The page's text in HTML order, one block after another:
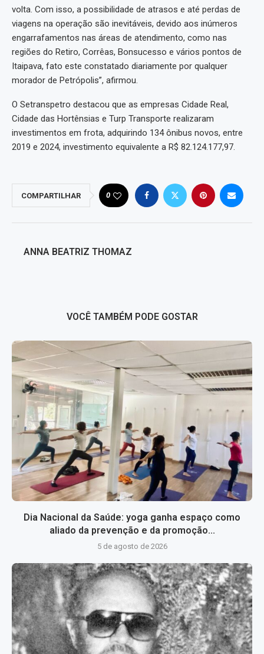
volta. Com isso, a possibilidade de atrasos e até perdas de
viagens na operação são inevitáveis, devido aos inúmeros
engarrafamentos nas áreas de atendimento, como nas
regiões do Retiro, Corrêas, Bonsucesso e vários pontos de
Itaipava, fato este constatado diariamente por qualquer
morador de Petrópolis”, afirmou.
O Setranspetro destacou que as empresas Cidade Real,
Cidade das Hortênsias e Turp Transporte realizaram
investimentos em frota, adquirindo 134 ônibus novos, entre
2019 e 2024, investimento equivalente a R$ 82.124.177,97.
COMPARTILHAR 0
ANNA BEATRIZ THOMAZ
VOCÊ TAMBÉM PODE GOSTAR
Dia Nacional da Saúde: yoga ganha espaço como
aliado da prevenção e da promoção...
5 de agosto de 2026